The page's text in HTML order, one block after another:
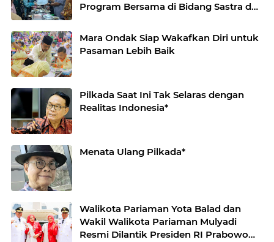
Program Bersama di Bidang Sastra dan
Mara Ondak Siap Wakafkan Diri untuk
Pasaman Lebih Baik
Pilkada Saat Ini Tak Selaras dengan
Realitas Indonesia*
Menata Ulang Pilkada*
Walikota Pariaman Yota Balad dan
Wakil Walikota Pariaman Mulyadi
Resmi Dilantik Presiden RI Prabowo